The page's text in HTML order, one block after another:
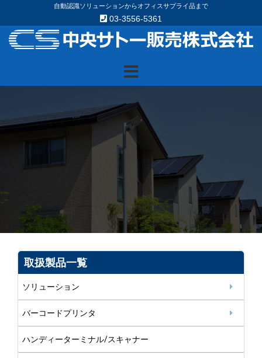
content
自動認識ソリューションからオフィスサプライ品まで
03-3556-5361
取扱製品一覧
ソリューション
バーコードプリンタ
ハンディーターミナル/スキャナー